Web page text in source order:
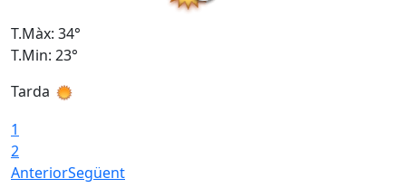
T.Màx: 34°
T.Min: 23°
Tarda
1
2
AnteriorSegüent